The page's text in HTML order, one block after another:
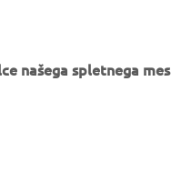
našega spletnega